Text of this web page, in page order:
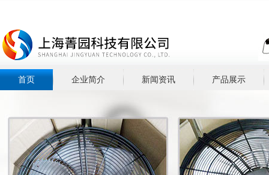
首页 企业简介 新闻资讯 产品展示